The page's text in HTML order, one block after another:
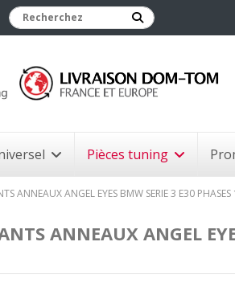
Pièces tuning
ANNEAUX ANGEL EYES BMW SERIE 3 E30
ANNEAUX ANGEL